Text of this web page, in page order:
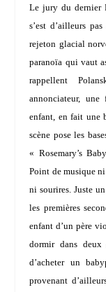
Le jury du dernier
s’est d’ailleurs
rejeton glacial
paranoïa qui vaut
rappellent
annonciateur, une
enfant, en fait une
scène pose les
« Rosemary’s
Point de musique
ni sourires. Juste
les premières
enfant d’un père
dormir dans
d’acheter un
provenant